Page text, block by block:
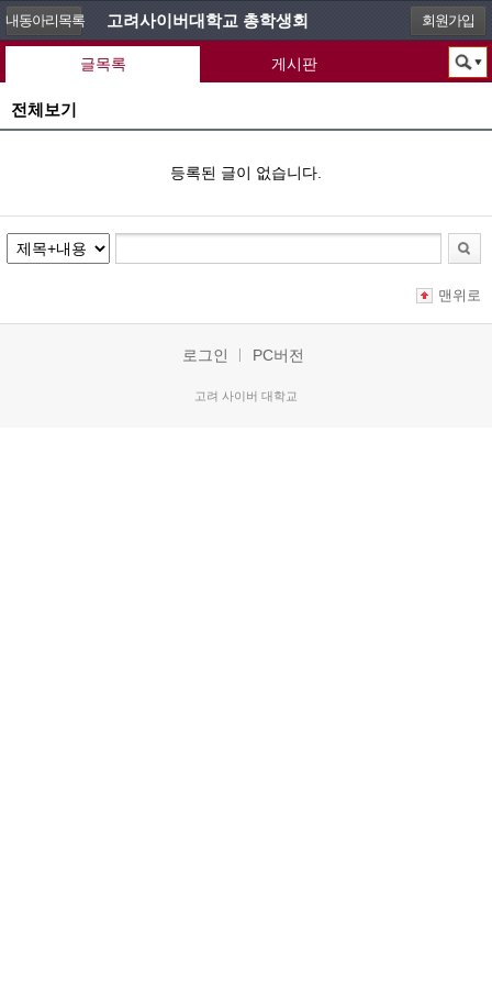
고려사이버대학교 총학생회
내동아리목록 회원가입
글목록 게시판
전체보기
등록된 글이 없습니다.
맨위로
로그인 PC버전
고려 사이버 대학교